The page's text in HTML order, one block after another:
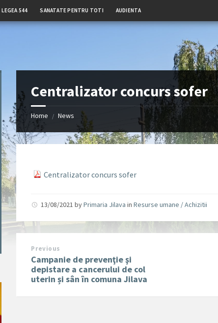
LEGEA 544 SANATATE PENTRU TOTI AUDIENTA
Centralizator concurs sofer
Home / News
Centralizator concurs sofer
13/08/2021byPrimaria Jilava inResurse umane / Achizitii
Previous
Campanie de prevenţie şi
depistare a cancerului de col
uterin și sân în comuna Jilava